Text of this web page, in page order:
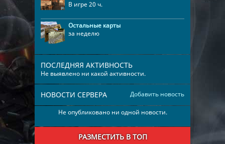
В игре 20 ч.
Остальные карты
за неделю
ПОСЛЕДНЯЯ АКТИВНОСТЬ
Не выявлено ни какой активности.
Добавить новость
НОВОСТИ СЕРВЕРА
Не опубликовано ни одной новости.
РАЗМЕСТИТЬ В ТОП